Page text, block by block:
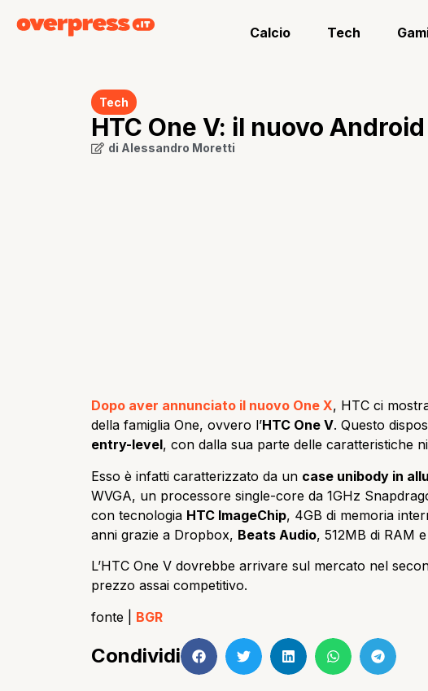
Calcio Tech
Tech
HTC One V: il nuovo
di Alessandro Moretti
Dopo aver annunciato il nuovo One X, HTC ci
della famiglia One, ovvero l’HTC One V. Questo
entry-level, con dalla sua parte delle caratteristiche
Esso è infatti caratterizzato da un case unibody in
WVGA, un processore single-core da 1GHz
con tecnologia HTC ImageChip, 4GB di memoria
anni grazie a Dropbox, Beats Audio, 512MB di RAM e
L’HTC One V dovrebbe arrivare sul mercato nel
prezzo assai competitivo.
fonte | BGR
Condividi